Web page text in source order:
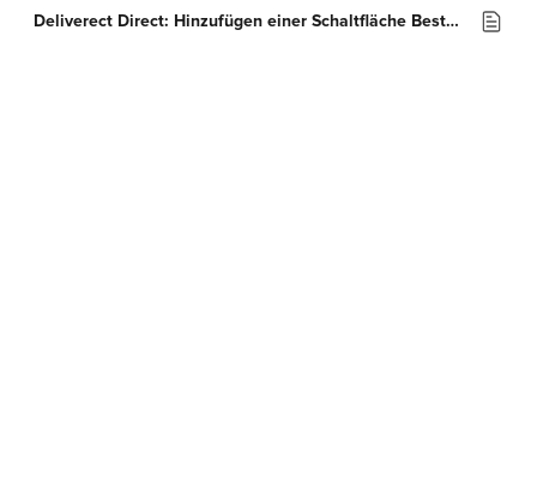
Deliverect Direct: Hinzufügen einer Schaltfläche Bestellung aufgeben auf einer Facebook-Seite